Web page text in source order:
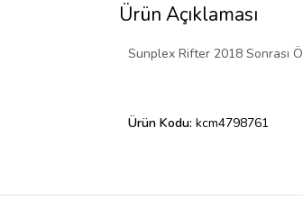
Ürün Açıklaması
Sunplex Rifter 2018 Sonrası
Ürün Kodu: kcm4798761